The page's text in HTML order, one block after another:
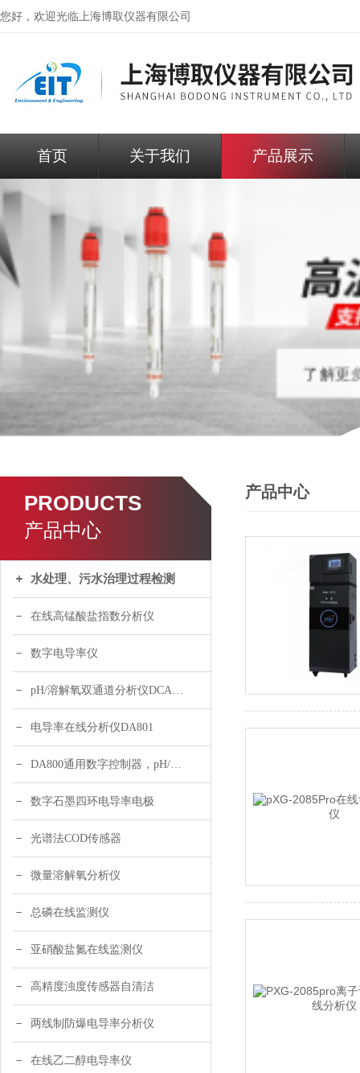
您好，欢迎光临上海博取仪器有限公司
首页 关于我们 产品展示
PRODUCTS
产品中心
水处理、污水治理过程检测
在线高锰酸盐指数分析仪
数字电导率仪
pH/溶解氧双通道分析仪DCA120
电导率在线分析仪DA801
DA800通用数字控制器，pH/DO/ORP多参数
数字石墨四环电导率电极
光谱法COD传感器
微量溶解氧分析仪
总磷在线监测仪
亚硝酸盐氮在线监测仪
高精度浊度传感器自清洁
两线制防爆电导率分析仪
在线乙二醇电导率仪
产品中心